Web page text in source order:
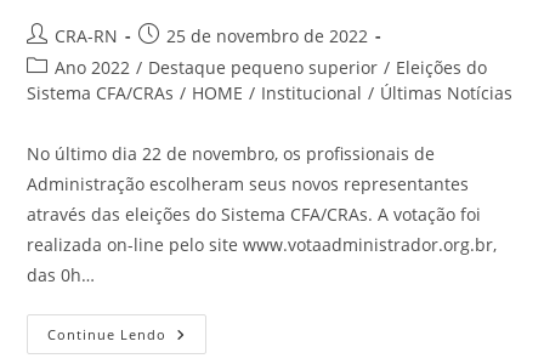
Autor
do
post:
CRA-RN
Post
publicado:
25 de novembro de 2022
Categoria
do
Ano 2022 / Destaque pequeno superior / Eleições do
Sistema CFA/CRAs / HOME / Institucional / Últimas Notícias
No último dia 22 de novembro, os profissionais de
Administração escolheram seus novos representantes
através das eleições do Sistema CFA/CRAs. A votação foi
realizada on-line pelo site www.votaadministrador.org.br,
das 0h…
Continue Lendo Profissionais
Elegem